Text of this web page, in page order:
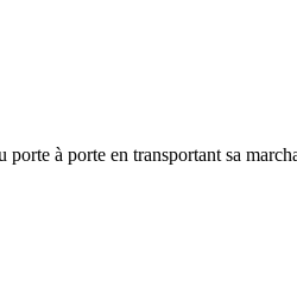
à porte en transportant sa